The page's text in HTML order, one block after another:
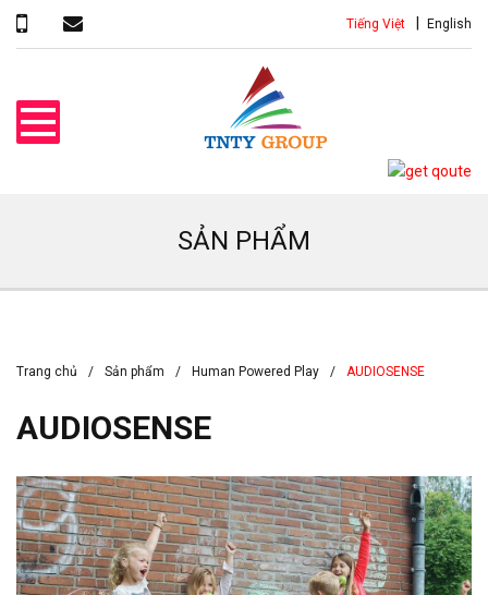
Tiếng Việt English
SẢN PHẨM
Trang chủ Sản phẩm Human Powered Play ​​AUDIOSENSE
​​AUDIOSENSE